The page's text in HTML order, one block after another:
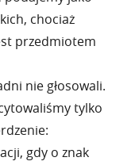
chociaż
przedmiotem
nie głosowali.
tylko
gdy o znak